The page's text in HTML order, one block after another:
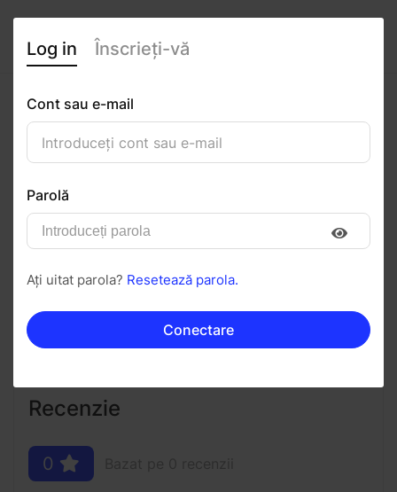
Georgiana Rezerva
Urmăriți Salvați în PDF
Invitați Mesaj
Recenzie
0
Log in Înscrieți-vă
Cont sau e-mail
Parolă
Ați uitat parola? Resetează parola.
Conectare